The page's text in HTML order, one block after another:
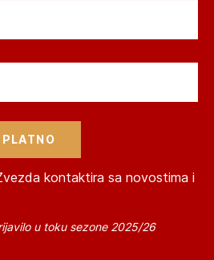
kontaktira sa novostima i
u toku sezone 2025/26